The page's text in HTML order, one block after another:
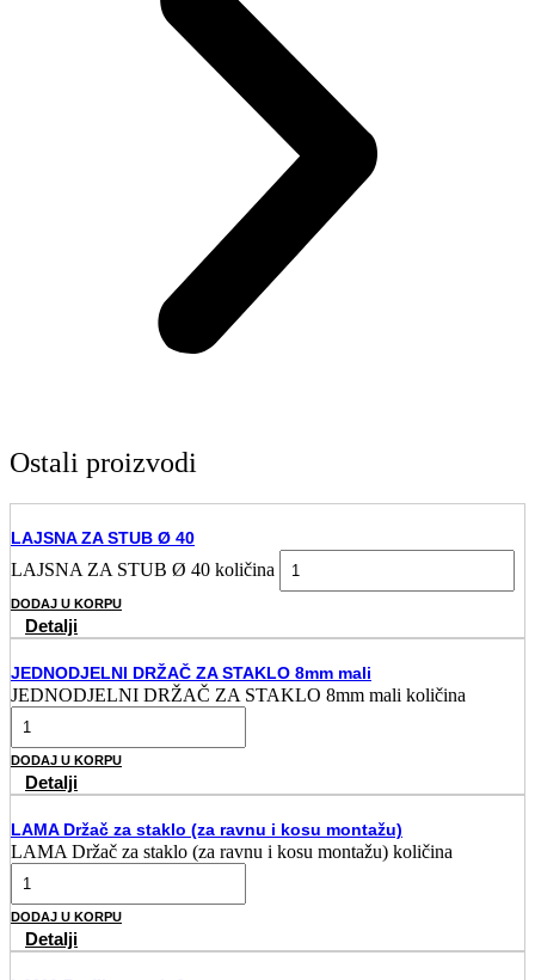
Ostali proizvodi
LAJSNA ZA STUB Ø 40
LAJSNA ZA STUB Ø 40 količina
DODAJ U KORPU
Detalji
JEDNODJELNI DRŽAČ ZA STAKLO 8mm mali
JEDNODJELNI DRŽAČ ZA STAKLO 8mm mali količina
DODAJ U KORPU
Detalji
LAMA Držač za staklo (za ravnu i kosu montažu)
LAMA Držač za staklo (za ravnu i kosu montažu) količina
DODAJ U KORPU
Detalji